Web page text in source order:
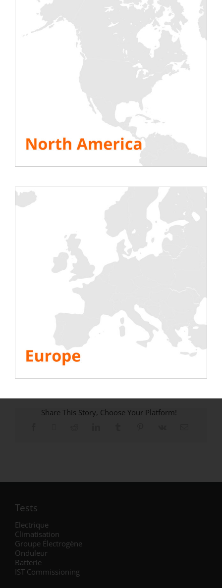
Rencontrer des acteurs du datacenter
et développer considérablement votre
réseau ;
Assister à des conférences dispensées par
des experts et développer ainsi vos
connaissances ; cliquez ICI pour avoir la
liste des experts prévus ainsi que les
thématiques abordées ;
Faites aussi entendre votre voix
Prenez conscience des nouvelles
tendances du secteur, des nouvelles
thématiques et
problématiques rencontrées dans le
Découvrez de nouveaux produits et
de nouveaux services propre à l’industrie
des datacenters ; découvrez toutes
les innovations ;
de nouveaux projets ;
Développer votre Business et votre CA.
Quelques chiffres :
des participants influencent les
décisions ou ont la signature finale ;
des participants sont des directeurs,
des vice-présidents ou des cadres
supérieurs ;
pays au total (par rapport au public
présent au salon) ;
sessions de contenu spécialisé.
Share This Story, Choose Your Platform!
Tests
Electrique
Climatisation
Groupe Électrogène
Onduleur
Batterie
IST Commissioning